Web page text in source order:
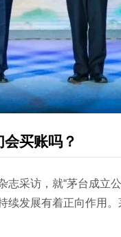
买账吗？
采访，就“茅台成立
发展有着正向作用。